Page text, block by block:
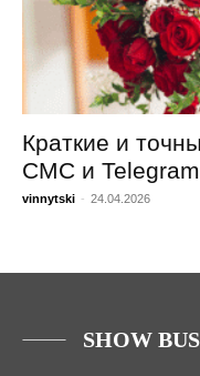
Краткие и
СМС и
vinnytski - 24.04.2026
SHOW